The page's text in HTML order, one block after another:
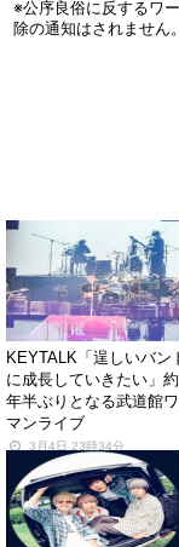
KEYTALK「逞しいバン
に成長していきたい」約
年半ぶりとなる武道館
マンライブ
3月4日 23時34分